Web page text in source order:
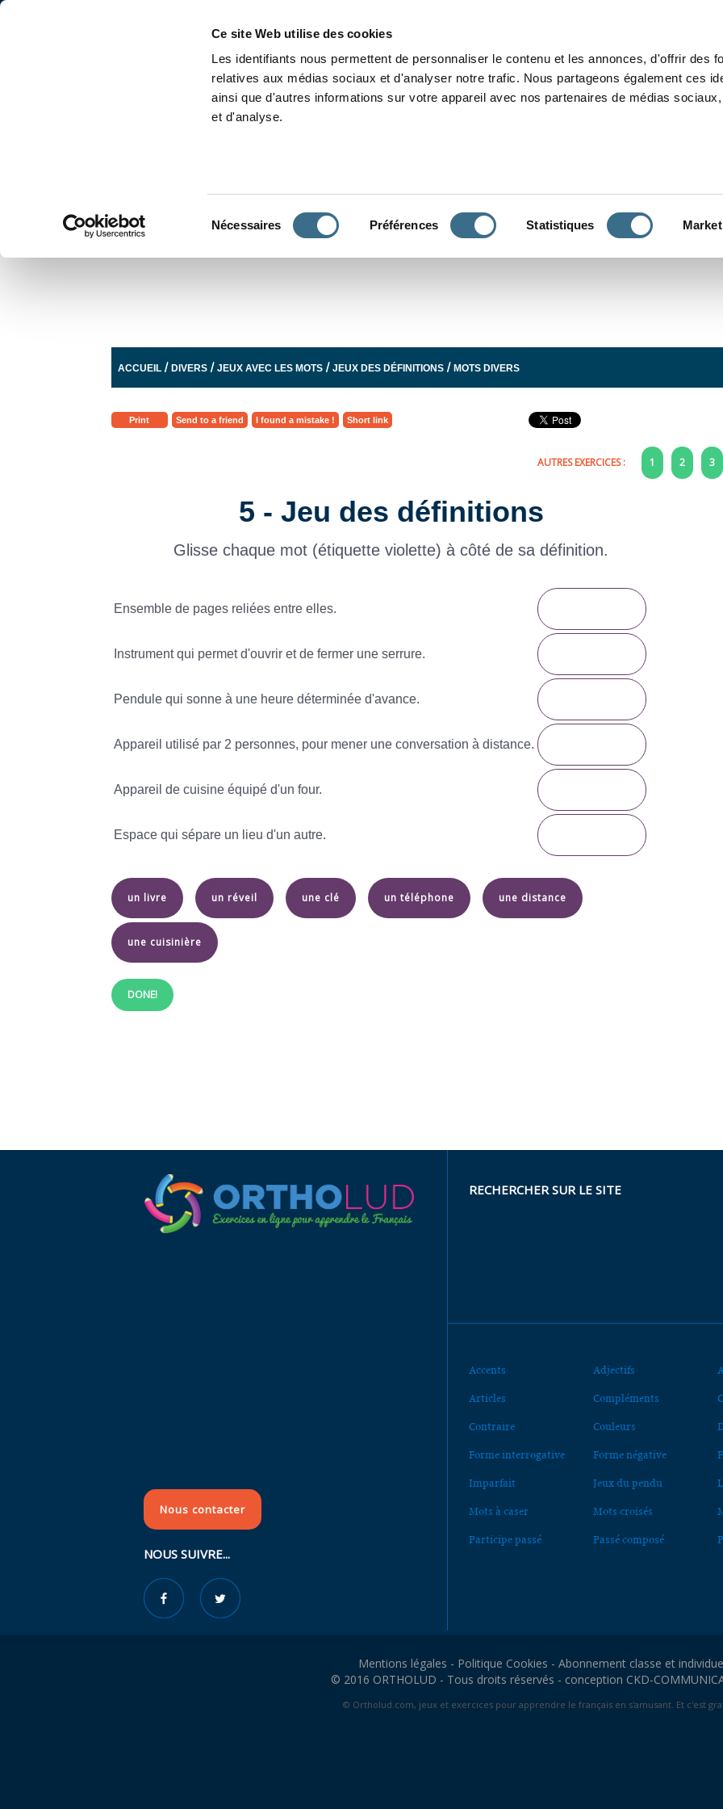
Ce site Web utilise des cookies
Les identifiants nous permettent de personnaliser le contenu et les annonces, d'offrir des
relatives aux médias sociaux et d'analyser notre trafic. Nous partageons également ces
ainsi que d'autres informations sur votre appareil avec nos partenaires de médias
et d'analyse.
Nécessaires Préférences Statistiques
ACCUEIL /DIVERS /JEUX AVEC LES MOTS /JEUX DES DÉFINITIONS /MOTS DIVERS
Print Send to a friend I found a mistake ! Short link
AUTRES EXERCICES : 1 2 3
5 - Jeu des définitions
Glisse chaque mot (étiquette violette) à côté de sa définition.
Ensemble de pages reliées entre elles.
Instrument qui permet d'ouvrir et de fermer une serrure.
Pendule qui sonne à une heure déterminée d'avance.
Appareil utilisé par 2 personnes, pour mener une conversation à distance.
Appareil de cuisine équipé d'un four.
Espace qui sépare un lieu d'un autre.
un livre un réveil une clé un téléphone une distance
une cuisinière
DONE!
Nous contacter
NOUS SUIVRE...
RECHERCHER SUR LE SITE
Accents Adjectifs
Articles Compléments
Contraire Couleurs
Forme interrogative Forme négative
Imparfait Jeux du pendu
Mots à caser Mots croisés
Participe passé Passé composé
Mentions légales - Politique Cookies - Abonnement classe et
© 2016 ORTHOLUD - Tous droits réservés - conception CKD-
© Ortholud.com, jeux et exercices pour apprendre le français en s'amusant. Et c'est